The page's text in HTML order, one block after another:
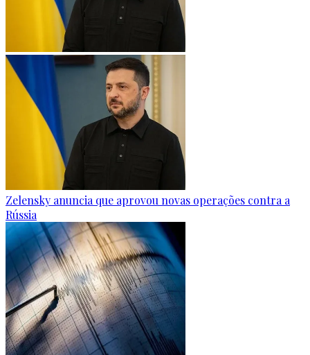
Zelensky anuncia que aprovou novas operações contra a
Rússia